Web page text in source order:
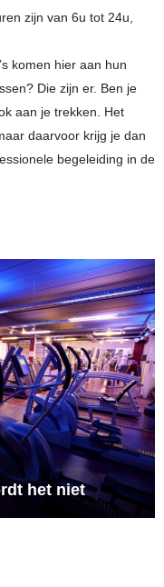
zijn van 6u tot 24u,
komen hier aan hun
Die zijn er. Ben je
aan je trekken. Het
daarvoor krijg je dan
begeleiding in de
het niet